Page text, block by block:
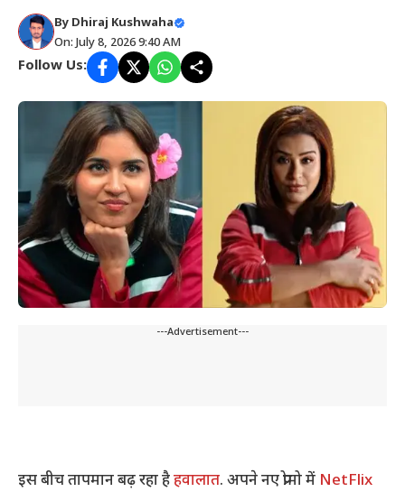
By Dhiraj Kushwaha
On: July 8, 2026 9:40 AM
Follow Us:
---Advertisement---
इस बीच तापमान बढ़ रहा हैहवालात. अपने नए प्रोमो में NetFlix